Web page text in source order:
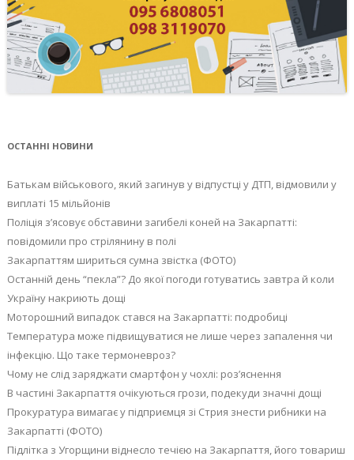
ОСТАННІ НОВИНИ
Батькам військового, який загинув у відпустці у ДТП, відмовили у
виплаті 15 мільйонів
Поліція з’ясовує обставини загибелі коней на Закарпатті:
повідомили про стрілянину в полі
Закарпаттям шириться сумна звістка (ФОТО)
Останній день “пекла”? До якої погоди готуватись завтра й коли
Україну накриють дощі
Моторошний випадок стався на Закарпатті: подробиці
Температура може підвищуватися не лише через запалення чи
інфекцію. Що таке термоневроз?
Чому не слід заряджати смартфон у чохлі: роз’яснення
В частині Закарпаття очікуються грози, подекуди значні дощі
Прокуратура вимагає у підприємця зі Стрия знести рибники на
Закарпатті (ФОТО)
Підлітка з Угорщини віднесло течією на Закарпаття, його товариш